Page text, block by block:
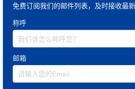
免费订阅我们的邮件列表，及时接收最
称呼
邮箱